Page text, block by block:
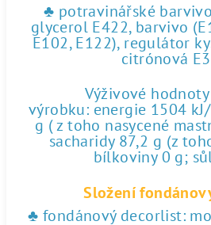
♣ potravinářské
glycerol E422, barvivo
E102, E122), regulátor
citrónová
Výživové
výrobku: energie 1504
g ( z toho nasycené
sacharidy 87,2 g (z
bílkoviny 0 g;
Složení
♣ fondánový decorlist: